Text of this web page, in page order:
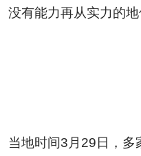
没有能力再从实力的
当地时间3月29日，多